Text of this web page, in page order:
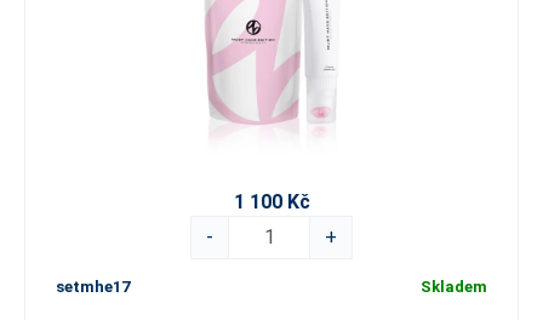
1 100 Kč
-
+
setmhe17 Skladem